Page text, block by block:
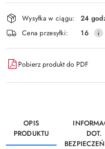
Dostępność
i
dostawa
Wysyłka w ciągu:
24
Cena przesyłki:
16
Pobierz produkt do PDF
OPIS
PRODUKTU
DOT.